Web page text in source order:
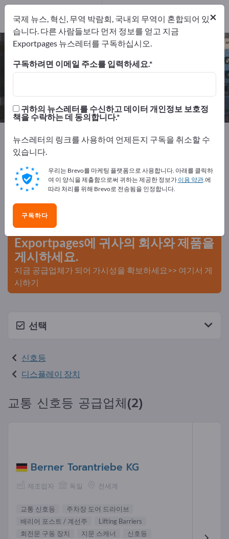
교통 신호등 – 제조업체 및 공급업체
찾기
제조업체2
Exportpages 전기공학 램프 & 조명
신호등
교통 신호등
Exportpages에서 무료로 광고하세
요!
수요 – 공급 – 중고품 – 비즈니스 연락처 >> 여기서 시작
하세요
Exportpages에 귀사의 회사와 제품을
게시하세요.
지금 공급업체가 되어 가시성을 확보하세요>> 여기서 게
시하기
선택
신호등
디스플레이 장치
교통 신호등 공급업체(2)
Berner Torantriebe KG
제조업자 독일 전세계
교통 신호등
주차장 도어 드라이브
배리어 포스트 / 계선주
Lifting Barriers
회전문 구동 장치
지문 스캐너
신호등
×
국제 뉴스, 혁신, 무역 박람회, 국내외 무역이 혼합되어 있
습니다. 다른 사람들보다 먼저 정보를 얻고 지금
Exportpages 뉴스레터를 구독하십시오.
구독하려면 이메일 주소를 입력하세요.
귀하의 뉴스레터를 수신하고 데이터 개인정보 보호정
책을 수락하는 데 동의합니다.
뉴스레터의 링크를 사용하여 언제든지 구독을 취소할 수
있습니다.
우리는 Brevo를 마케팅 플랫폼으로 사용합니다. 아래를 클릭하
여 이 양식을 제출함으로써 귀하는 제공한 정보가 이용 약관.에
따라 처리를 위해 Brevo로 전송됨을 인정합니다.
구독하다